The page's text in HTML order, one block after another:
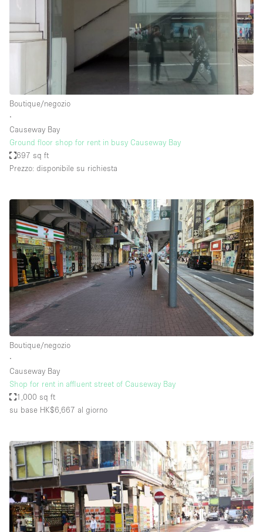
Boutique/negozio
∙
Causeway Bay
Ground floor shop for rent in busy Causeway Bay
697 sq ft
Prezzo: disponibile su richiesta
Boutique/negozio
∙
Causeway Bay
Shop for rent in affluent street of Causeway Bay
1,000 sq ft
su base HK$6,667 al giorno